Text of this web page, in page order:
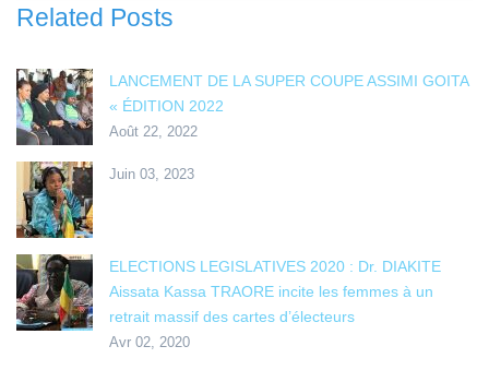
Related Posts
LANCEMENT DE LA SUPER COUPE ASSIMI GOITA
« ÉDITION 2022
Août 22, 2022
Juin 03, 2023
ELECTIONS LEGISLATIVES 2020 : Dr. DIAKITE
Aissata Kassa TRAORE incite les femmes à un
retrait massif des cartes d’électeurs
Avr 02, 2020